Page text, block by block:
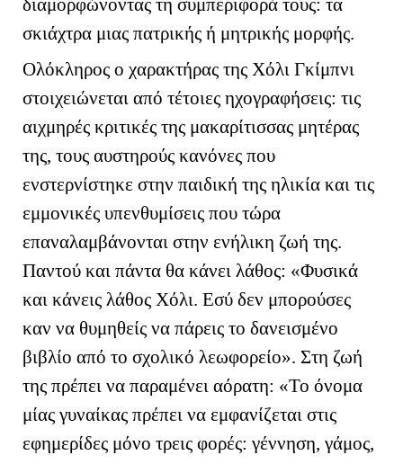
σκιάχτρα μιας πατρικής ή μητρικής μορφής.
Ολόκληρος ο χαρακτήρας της Χόλι Γκίμπνι
στοιχειώνεται από τέτοιες ηχογραφήσεις: τις
αιχμηρές κριτικές της μακαρίτισσας μητέρας
της, τους αυστηρούς κανόνες που
ενστερνίστηκε στην παιδική της ηλικία και τις
εμμονικές υπενθυμίσεις που τώρα
επαναλαμβάνονται στην ενήλικη ζωή της.
Παντού και πάντα θα κάνει λάθος: «Φυσικά
και κάνεις λάθος Χόλι. Εσύ δεν μπορούσες
καν να θυμηθείς να πάρεις το δανεισμένο
βιβλίο από το σχολικό λεωφορείο». Στη ζωή
της πρέπει να παραμένει αόρατη: «Το όνομα
μίας γυναίκας πρέπει να εμφανίζεται στις
εφημερίδες μόνο τρεις φορές: γέννηση, γάμος,